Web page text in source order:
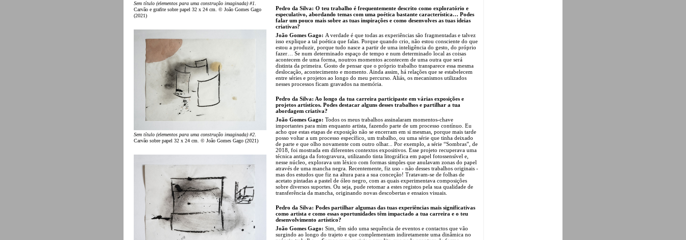
Sem título (elementos para uma construção imaginada) #1.
Carvão e grafite sobre papel 32 x 24 cm. © João Gomes Gago
(2021)
Sem título (elementos para uma construção imaginada) #2
Carvão sobre papel 32 x 24 cm. © João Gomes Gago (2021)
Pedro da Silva: O teu trabalho é frequentemente descrito como exploratório e
especulativo, abordando temas com uma poética bastante característica… Podes
falar um pouco mais sobre as tuas inspirações e como desenvolves as tuas ideias
criativas?
João Gomes Gago: A verdade é que todas as experiências são fragmentadas e talvez
isso explique a tal poética que falas. Porque quando crio, não estou consciente do que
estou a produzir, porque tudo nasce a partir de uma inteligência do gesto, do próprio
fazer… Se num determinado espaço de tempo e num determinado local as coisas
acontecem de uma forma, noutros momentos acontecem de uma outra que será
distinta da primeira. Gosto de pensar que o próprio trabalho transparece essa mesma
deslocação, acontecimento e momento. Ainda assim, há relações que se estabelecem
entre séries e projetos ao longo do meu percurso. Aliás, os mecanismos utilizados
nesses processos ficam gravados na memória.
Pedro da Silva: Ao longo da tua carreira participaste em várias exposições e
projetos artísticos. Podes destacar alguns desses trabalhos e partilhar a tua
abordagem criativa?
João Gomes Gago: Todos os meus trabalhos assinalaram momentos-chave
importantes para mim enquanto artista, fazendo parte de um processo contínuo. Eu
acho que estas etapas de exposição não se encerram em si mesmas, porque mais tarde
posso voltar a um processo específico, um trabalho, ou uma série que tinha deixado
de parte e que olho novamente com outro olhar... Por exemplo, a série “Sombras”, de
2018, foi mostrada em diferentes contextos expositivos. Esse projeto recuperava uma
técnica antiga da fotogravura, utilizando tinta litográfica em papel fotossensível e,
nesse núcleo, explorava um léxico com formas simples que anulavam zonas do papel
através de uma mancha negra. Recentemente, fiz uso - não desses trabalhos originais -
mas dos estudos que fiz na altura para a sua conceção! Tratavam-se de folhas de
acetato pintadas a pastel de óleo negro, com as quais experimentava composições
sobre diversos suportes. Ou seja, pude retomar a estes registos pela sua qualidade de
transferência da mancha, originando novas descobertas e ensaios visuais.
Pedro da Silva: Podes partilhar algumas das tuas experiências mais significativas
como artista e como essas oportunidades têm impactado a tua carreira e o teu
desenvolvimento artístico?
João Gomes Gago: Sim, têm sido uma sequência de eventos e contactos que vão
surgindo ao longo do trajeto e que complementam indiretamente uma dinâmica no